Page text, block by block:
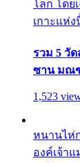
โลก โดย
เกาะแห่
รวม 5 วั
ซาน มณฑ
1,523
หนานไห่
องค์เจ้า